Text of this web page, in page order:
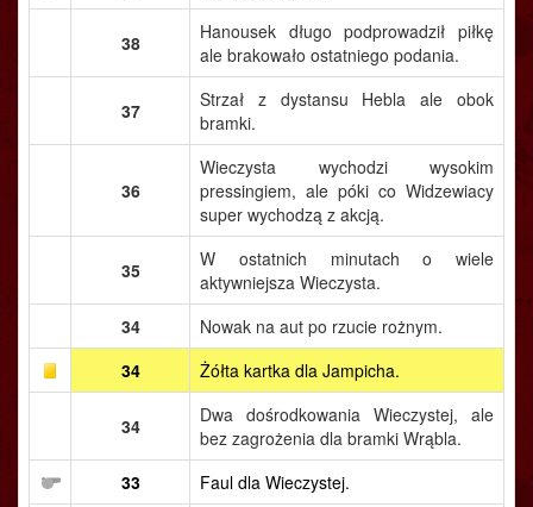
38
Hanousek długo podprowadził piłkę
ale brakowało ostatniego podania.
37
Strzał z dystansu Hebla ale obok
bramki.
36
Wieczysta wychodzi wysokim
pressingiem, ale póki co Widzewiacy
super wychodzą z akcją.
35
W ostatnich minutach o wiele
aktywniejsza Wieczysta.
34
Nowak na aut po rzucie rożnym.
34
Żółta kartka dla Jampicha.
34
Dwa dośrodkowania Wieczystej, ale
bez zagrożenia dla bramki Wrąbla.
33
Faul dla Wieczystej.